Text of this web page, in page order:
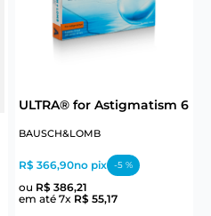
ULTRA® for Astigmatism 6
BAUSCH&LOMB
R$ 366,90no pix -5 %
ou R$ 386,21
em até 7x R$ 55,17